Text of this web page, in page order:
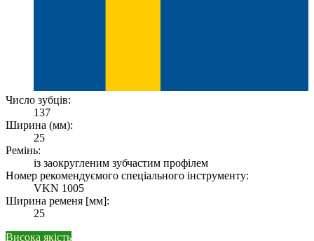
Число зубців:
137
Ширина (мм):
25
Ремінь:
із заокругленим зубчастим профілем
Номер рекомендуємого спеціального інструменту:
VKN 1005
Ширина ременя [мм]:
25
Висока якість